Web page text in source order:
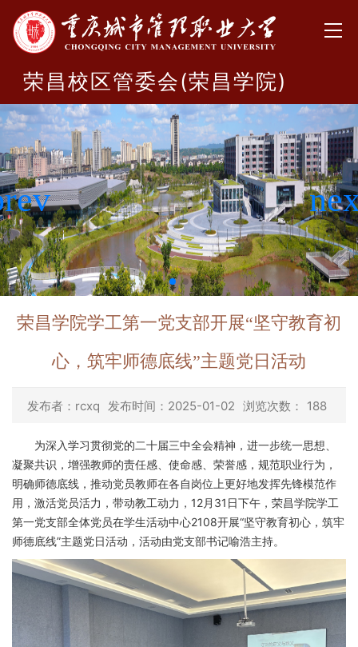
荣昌校区管委会(荣昌学院)
荣昌学院学工第一党支部开展“坚守教育初
心，筑牢师德底线”主题党日活动
发布者：rcxq 发布时间：2025-01-02 浏览次数： 188
为深入学习贯彻党的二十届三中全会精神，进一步统一思想、
凝聚共识，增强教师的责任感、使命感、荣誉感，规范职业行为，
明确师德底线，推动党员教师在各自岗位上更好地发挥先锋模范作
用，激活党员活力，带动教工动力，12月31日下午，荣昌学院学工
第一党支部全体党员在学生活动中心2108开展“坚守教育初心，筑牢
师德底线”主题党日活动，活动由党支部书记喻浩主持。